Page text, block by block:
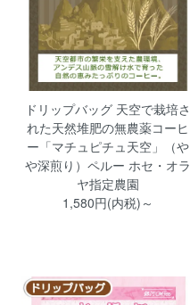
ドリップバッグ 天空で栽培さ
れた天然堆肥の無農薬コーヒ
ー「マチュピチュ天空」（や
や深煎り）ペルー ホセ・オラ
ヤ指定農園
1,580円(内税)～